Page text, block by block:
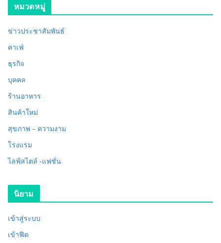
หมวดหมู่
ข่าวประชาสัมพันธ์
คาเฟ่
ธุรกิจ
บุคคล
ร้านอาหาร
สินค้าใหม่
สุขภาพ – ความงาม
โรงแรม
ไลฟ์สไตล์ -แฟชั่น
นิยาม
เข้าสู่ระบบ
เข้าฟีด